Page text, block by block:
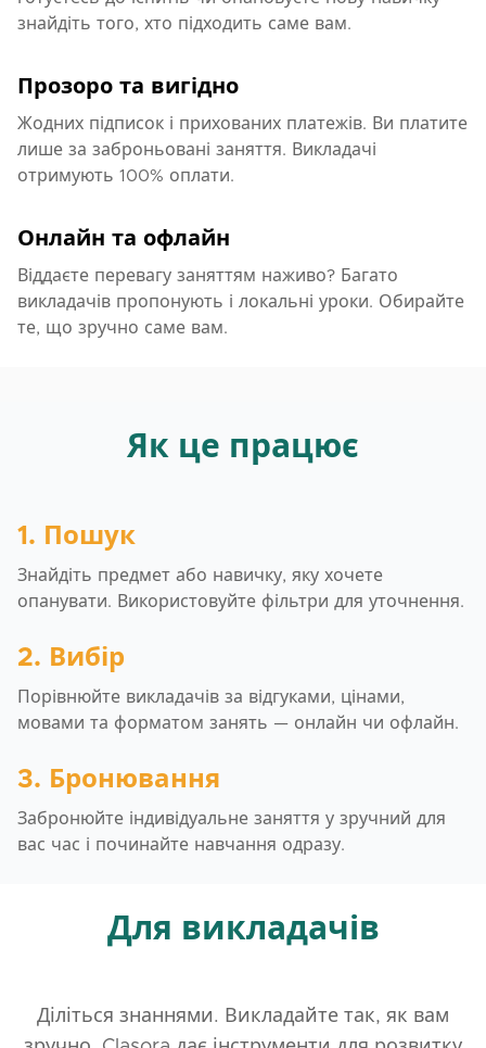
знайдіть того, хто підходить саме вам.
Прозоро та вигідно
Жодних підписок і прихованих платежів. Ви платите
лише за заброньовані заняття. Викладачі
отримують 100% оплати.
Онлайн та офлайн
Віддаєте перевагу заняттям наживо? Багато
викладачів пропонують і локальні уроки. Обирайте
те, що зручно саме вам.
Як це працює
1. Пошук
Знайдіть предмет або навичку, яку хочете
опанувати. Використовуйте фільтри для уточнення.
2. Вибір
Порівнюйте викладачів за відгуками, цінами,
мовами та форматом занять — онлайн чи офлайн.
3. Бронювання
Забронюйте індивідуальне заняття у зручний для
вас час і починайте навчання одразу.
Для викладачів
Діліться знаннями. Викладайте так, як вам